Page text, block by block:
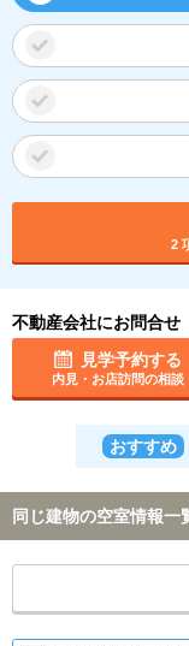
2
不動産会社にお問合せ
見学予約する
内見・お店訪問の相談
おすすめ
同じ建物の空室情報一